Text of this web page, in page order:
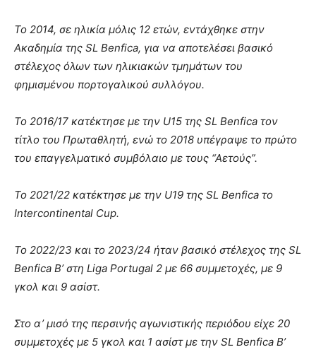
To 2014, σε ηλικία μόλις 12 ετών, εντάχθηκε στην
Ακαδημία της SL Benfica, για να αποτελέσει βασικό
στέλεχος όλων των ηλικιακών τμημάτων του
φημισμένου πορτογαλικού συλλόγου.
To 2016/17 κατέκτησε με την U15 της SL Benfica τον
τίτλο του Πρωταθλητή, ενώ το 2018 υπέγραψε το πρώτο
του επαγγελματικό συμβόλαιο με τους “Αετούς”.
Το 2021/22 κατέκτησε με την U19 της SL Benfica το
Intercontinental Cup.
Το 2022/23 και το 2023/24 ήταν βασικό στέλεχος της SL
Benfica B’ στη Liga Portugal 2 με 66 συμμετοχές, με 9
γκολ και 9 ασίστ.
Στο α’ μισό της περσινής αγωνιστικής περιόδου είχε 20
συμμετοχές με 5 γκολ και 1 ασίστ με την SL Benfica B’